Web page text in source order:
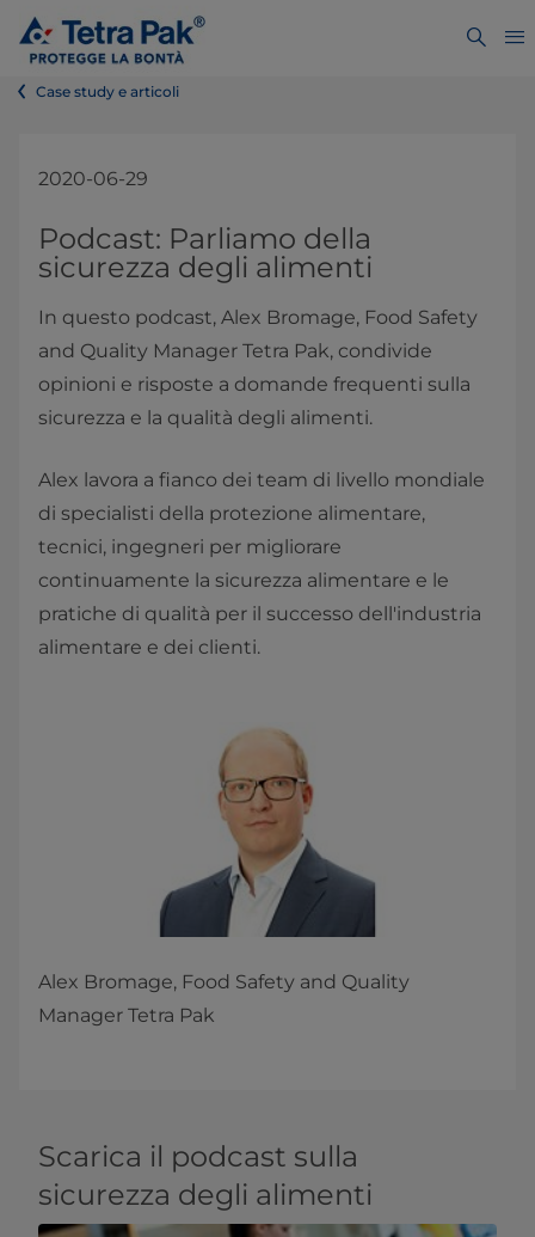
Case study e articoli
2020-06-29
Podcast: Parliamo della
sicurezza degli alimenti
In questo podcast, Alex Bromage, Food Safety
and Quality Manager Tetra Pak, condivide
opinioni e risposte a domande frequenti sulla
sicurezza e la qualità degli alimenti.
Alex lavora a fianco dei team di livello mondiale
di specialisti della protezione alimentare,
tecnici, ingegneri per migliorare
continuamente la sicurezza alimentare e le
pratiche di qualità per il successo dell'industria
alimentare e dei clienti.
Alex Bromage, Food Safety and Quality
Manager Tetra Pak
Scarica il podcast sulla
sicurezza degli alimenti